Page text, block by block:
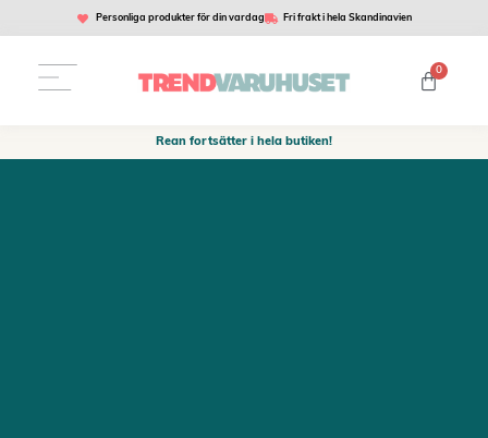
Personliga produkter för din vardag Fri frakt i hela Skandinavien
0
Rean fortsätter i hela butiken!